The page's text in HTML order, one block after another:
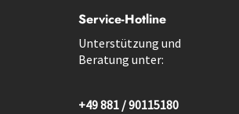
Service-Hotline
Unterstützung und
Beratung unter:
+49 881 / 90115180